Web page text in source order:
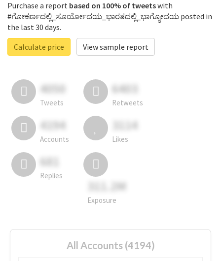
Purchase a report based on 100% of tweetswith
#ಗೋಕರ್ಣದಲ್ಲಿ_ಸೂರ್ಯೋದಯ_ಭಾರತದಲ್ಲಿ_ಭಾಗ್ಯೋದಯ posted in
the last 30 days.
Calculate price
View sample report
4050
Tweets
6403
Retweets
4194
Accounts
3114
Likes
681
Replies
311.2M
Exposure
All Accounts (4194)